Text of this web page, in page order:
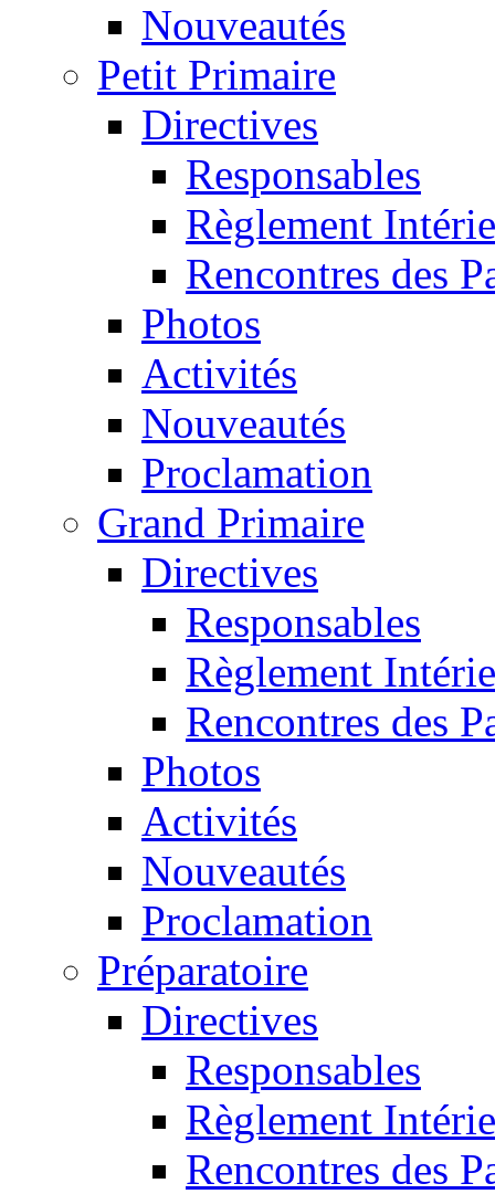
Nouveautés
Petit Primaire
Directives
Responsables
Règlement
Rencontres des
Photos
Activités
Nouveautés
Proclamation
Grand Primaire
Directives
Responsables
Règlement
Rencontres des
Photos
Activités
Nouveautés
Proclamation
Préparatoire
Directives
Responsables
Règlement
Rencontres des